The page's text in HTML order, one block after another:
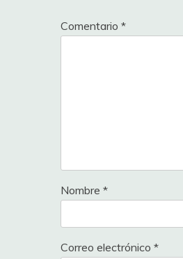
Comentario *
Nombre *
Correo electrónico *